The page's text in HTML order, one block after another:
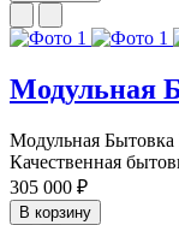
Модульная
Модульная
Качественная
305 000 ₽
В корзину